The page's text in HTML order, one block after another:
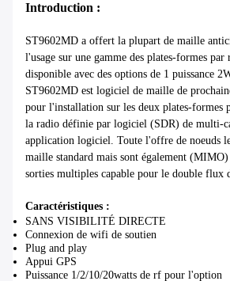
Introduction :
ST9602MD a offert la plupart de maille
l'usage sur une gamme des plates-formes par
disponible avec des options de 1 puissance
ST9602MD est logiciel de maille de
pour l'installation sur les deux plates-formes
la radio définie par logiciel (SDR) de multi-
application logiciel. Toute l'offre de noeuds
maille standard mais sont également
sorties multiples capable pour le double flux
Caractéristiques :
SANS VISIBILITÉ DIRECTE
Connexion de wifi de soutien
Plug and play
Appui GPS
Puissance 1/2/10/20watts de rf pour l'option